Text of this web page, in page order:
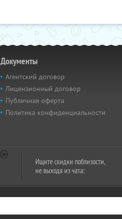
Документы
Агентский договор
Лицензионный договор
Публичная оферта
Политика конфиденциальности
Ищите скидки поблизости,
не выходя из чата: